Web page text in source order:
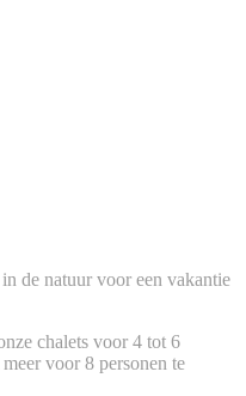
de natuur voor een vakantie
chalets voor 4 tot 6
voor 8 personen te